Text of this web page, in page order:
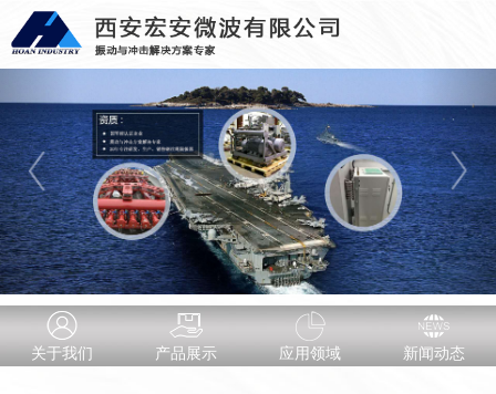
关于我们 产品展示 应用领域 新闻动态